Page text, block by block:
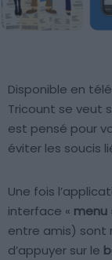
Disponible en
Tricount se veut
est pensé pour
éviter les soucis
Une fois
interface « menu
entre amis) sont
d’appuyer sur le